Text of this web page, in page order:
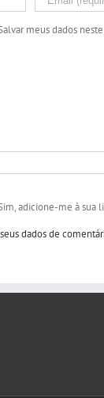
meus dados
adicione-me à sua
dados de